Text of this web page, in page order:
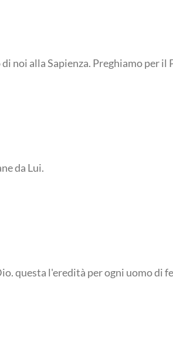
noi alla Sapienza. Preghiamo per il
da Lui.
questa l'eredità per ogni uomo di